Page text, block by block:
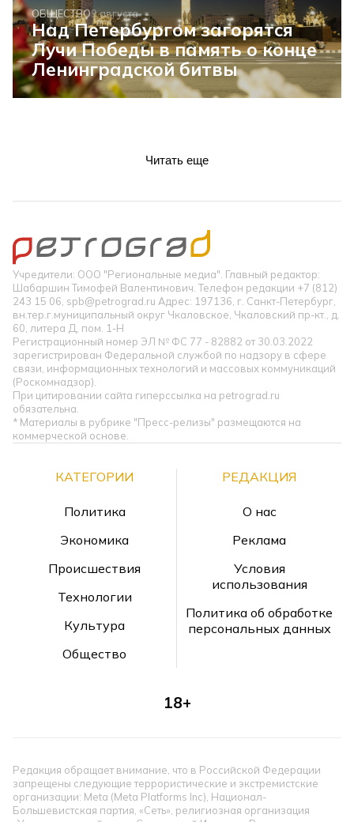
ОБЩЕСТВО9 августа
Над Петербургом загорятся
Лучи Победы в память о конце
Ленинградской битвы
Читать еще
Учредители: ООО "Региональные медиа". Главный редактор:
Шабаршин Тимофей Валентинович. Телефон редакции +7 (812)
243 15 06, spb@petrograd.ru Адрес: 197136, г. Санкт-Петербург,
вн.тер.г.муниципальный округ Чкаловское, Чкаловский пр-кт., д.
60, литера Д, пом. 1-Н
Регистрационный номер ЭЛ № ФС 77 - 82882 от 30.03.2022
зарегистрирован Федеральной службой по надзору в сфере
связи, информационных технологий и массовых коммуникаций
(Роскомнадзор).
При цитировании сайта гиперссылка на petrograd.ru
обязательна.
* Материалы в рубрике "Пресс-релизы" размещаются на
коммерческой основе.
КАТЕГОРИИ
Политика
Экономика
Происшествия
Технологии
Культура
Общество
РЕДАКЦИЯ
О нас
Реклама
Условия
использования
Политика об обработке
персональных данных
18+
Редакция обращает внимание, что в Российской Федерации
запрещены следующие террористические и экстремистские
организации: Meta (Meta Platforms Inc), Национал-
Большевистская партия, «Сеть», религиозная организация